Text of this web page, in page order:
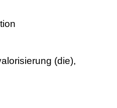
(die),